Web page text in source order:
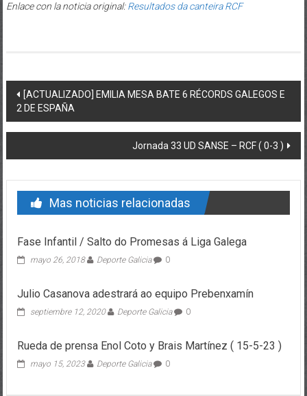
Enlace con la noticia original:Resultados da canteira RCF
Post navigation
[ACTUALIZADO] EMILIA MESA BATE 6 RÉCORDS GALEGOS E
2 DE ESPAÑA
Jornada 33 UD SANSE – RCF ( 0-3 )
Mas noticias relacionadas
Fase Infantil / Salto do Promesas á Liga Galega
mayo 26, 2018 Deporte Galicia 0
Julio Casanova adestrará ao equipo Prebenxamín
septiembre 12, 2020 Deporte Galicia 0
Rueda de prensa Enol Coto y Brais Martínez ( 15-5-23 )
mayo 15, 2023 Deporte Galicia 0